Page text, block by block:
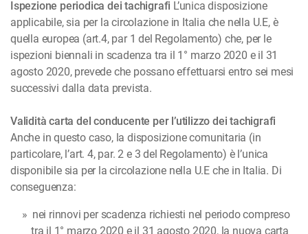
Ispezione periodica dei tachigrafi L’unica disposizione
applicabile, sia per la circolazione in Italia che nella U.E, è
quella europea (art.4, par 1 del Regolamento) che, per le
ispezioni biennali in scadenza tra il 1° marzo 2020 e il 31
agosto 2020, prevede che possano effettuarsi entro sei mesi
successivi dalla data prevista.
Validità carta del conducente per l’utilizzo dei tachigrafi
Anche in questo caso, la disposizione comunitaria (in
particolare, l’art. 4, par. 2 e 3 del Regolamento) è l’unica
disponibile sia per la circolazione nella U.E che in Italia. Di
conseguenza:
nei rinnovi per scadenza richiesti nel periodo compreso
tra il 1° marzo 2020 e il 31 agosto 2020, la nuova carta